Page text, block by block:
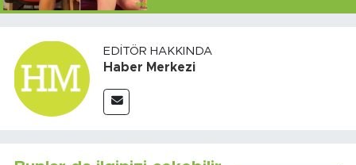
EDITÖR HAKKINDA
Haber Merkezi